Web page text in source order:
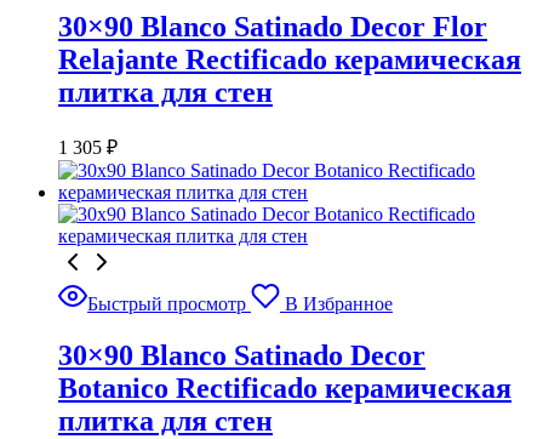
30×90 Blanco Satinado Decor Flor
Relajante Rectificado керамическая
плитка для стен
1 305 ₽
Быстрый просмотр В Избранное
30×90 Blanco Satinado Decor
Botanico Rectificado керамическая
плитка для стен